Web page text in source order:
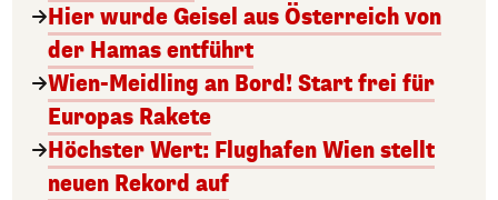
Hier wurde Geisel aus Österreich von
der Hamas entführt
Wien-Meidling an Bord! Start frei für
Europas Rakete
Höchster Wert: Flughafen Wien stellt
neuen Rekord auf